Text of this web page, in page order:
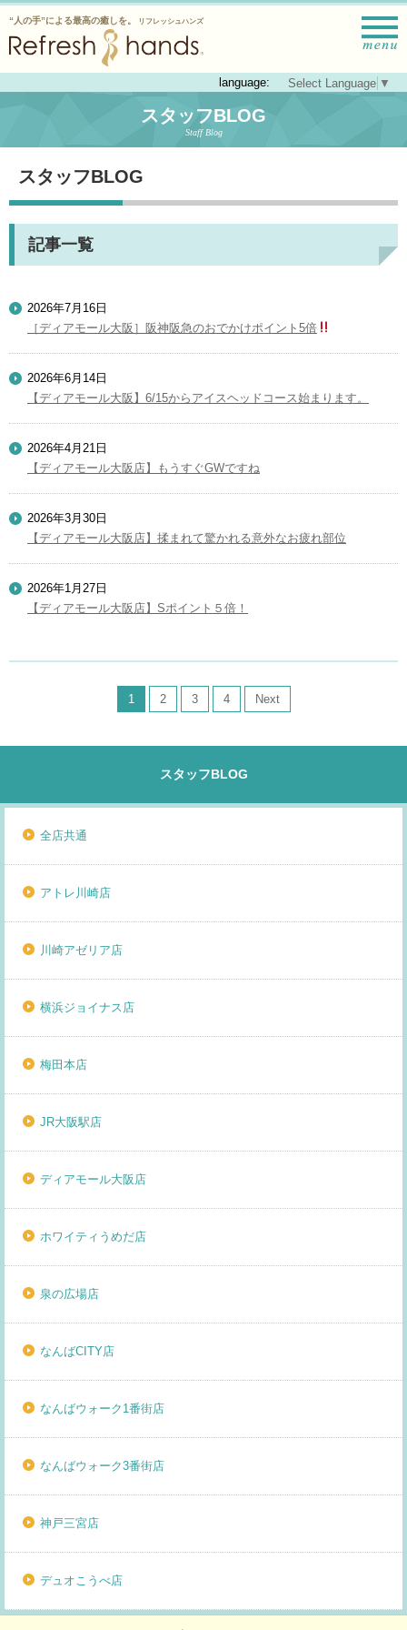
“人の手”による最高の癒しを。 リフレッシュハンズ
language: Select Language ▼
スタッフBLOG
Staff Blog
スタッフBLOG
記事一覧
2026年7月16日
［ディアモール大阪］阪神阪急のおでかけポイント5倍
2026年6月14日
【ディアモール大阪】6/15からアイスヘッドコース始まります。
2026年4月21日
【ディアモール大阪店】もうすぐGWですね
2026年3月30日
【ディアモール大阪店】揉まれて驚かれる意外なお疲れ部位
2026年1月27日
【ディアモール大阪店】Sポイント５倍！
1 2 3 4 Next
スタッフBLOG
全店共通
アトレ川崎店
川崎アゼリア店
横浜ジョイナス店
梅田本店
JR大阪駅店
ディアモール大阪店
ホワイティうめだ店
泉の広場店
なんばCITY店
なんばウォーク1番街店
なんばウォーク3番街店
神戸三宮店
デュオこうべ店